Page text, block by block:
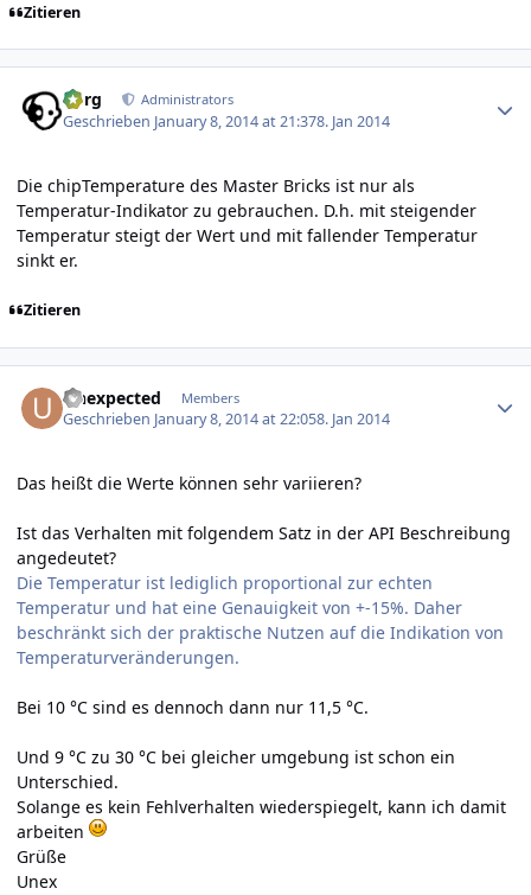
Zitieren
borg Administrators
Geschrieben January 8, 2014 at 21:378. Jan 2014
Die chipTemperature des Master Bricks ist nur als
Temperatur-Indikator zu gebrauchen. D.h. mit steigender
Temperatur steigt der Wert und mit fallender Temperatur
sinkt er.
Zitieren
Unexpected Members
Geschrieben January 8, 2014 at 22:058. Jan 2014
Das heißt die Werte können sehr variieren?
Ist das Verhalten mit folgendem Satz in der API Beschreibung
angedeutet?
Die Temperatur ist lediglich proportional zur echten
Temperatur und hat eine Genauigkeit von +-15%. Daher
beschränkt sich der praktische Nutzen auf die Indikation von
Temperaturveränderungen.
Bei 10 °C sind es dennoch dann nur 11,5 °C.
Und 9 °C zu 30 °C bei gleicher umgebung ist schon ein
Unterschied.
Solange es kein Fehlverhalten wiederspiegelt, kann ich damit
arbeiten
Grüße
Unex